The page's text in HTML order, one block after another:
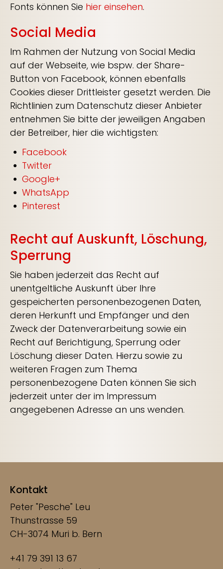
Fonts können Sie hier einsehen.
Social Media
Im Rahmen der Nutzung von Social Media
auf der Webseite, wie bspw. der Share-
Button von Facebook, können ebenfalls
Cookies dieser Drittleister gesetzt werden. Die
Richtlinien zum Datenschutz dieser Anbieter
entnehmen Sie bitte der jeweiligen Angaben
der Betreiber, hier die wichtigsten:
Facebook
Twitter
Google+
WhatsApp
Pinterest
Recht auf Auskunft, Löschung,
Sperrung
Sie haben jederzeit das Recht auf
unentgeltliche Auskunft über Ihre
gespeicherten personenbezogenen Daten,
deren Herkunft und Empfänger und den
Zweck der Datenverarbeitung sowie ein
Recht auf Berichtigung, Sperrung oder
Löschung dieser Daten. Hierzu sowie zu
weiteren Fragen zum Thema
personenbezogene Daten können Sie sich
jederzeit unter der im Impressum
angegebenen Adresse an uns wenden.
Kontakt
Peter "Pesche" Leu
Thunstrasse 59
CH-3074 Muri b. Bern
+41 79 391 13 67